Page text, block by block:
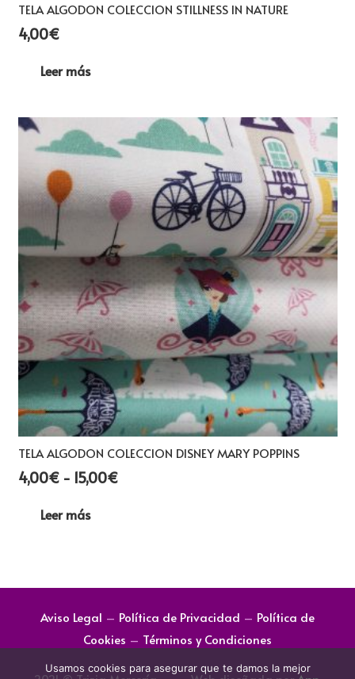
TELA ALGODON COLECCION STILLNESS IN NATURE
4,00€
Leer más
TELA ALGODON COLECCION DISNEY MARY POPPINS
4,00€ - 15,00€Rango
Leer más
Aviso Legal – Política de Privacidad – Política de
Cookies – Términos y Condiciones
Usamos cookies para asegurar que te damos la mejor